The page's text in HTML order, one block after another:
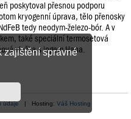
zajištění správné
poskytoval přesnou podporu
kryogenní úprava, tělo přenosky
tedy neodym-železo-bór. A v
také speciální termosetová
vložka s logem Hana.
údaje| Hosting: Váš Hosting